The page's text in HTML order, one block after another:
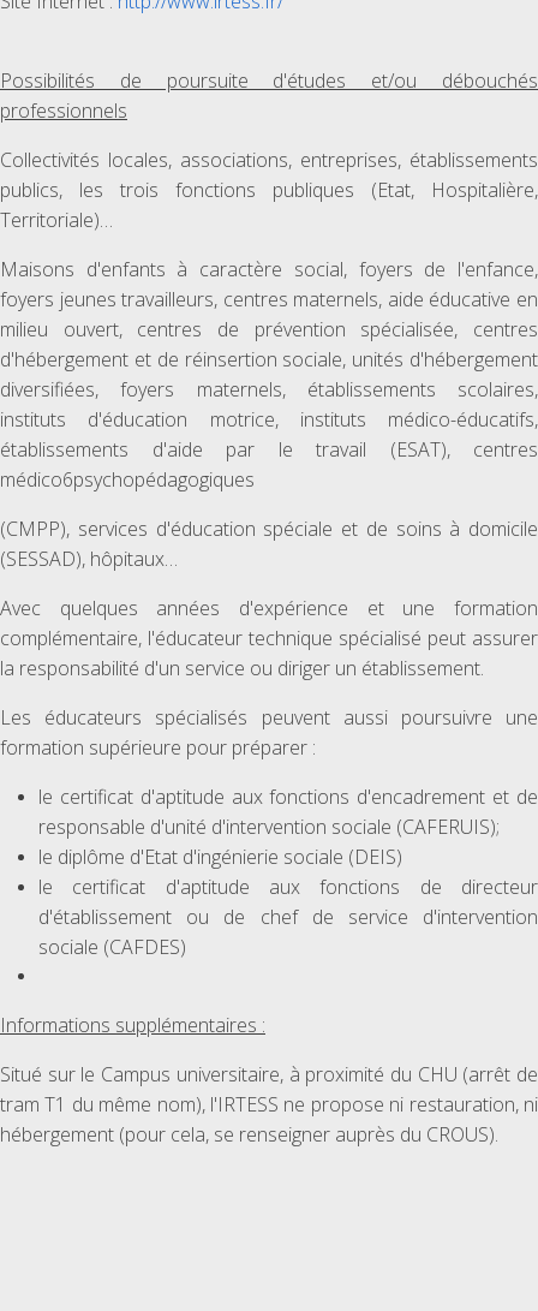
Possibilités de poursuite d'études et/ou débouchés
professionnels
Collectivités locales, associations, entreprises, établissements
publics, les trois fonctions publiques (Etat, Hospitalière,
Territoriale)…
Maisons d'enfants à caractère social, foyers de l'enfance,
foyers jeunes travailleurs, centres maternels, aide éducative en
milieu ouvert, centres de prévention spécialisée, centres
d'hébergement et de réinsertion sociale, unités d'hébergement
diversifiées, foyers maternels, établissements scolaires,
instituts d'éducation motrice, instituts médico-éducatifs,
établissements d'aide par le travail (ESAT), centres
médico6psychopédagogiques
(CMPP), services d'éducation spéciale et de soins à domicile
(SESSAD), hôpitaux…
Avec quelques années d'expérience et une formation
complémentaire, l'éducateur technique spécialisé peut assurer
la responsabilité d'un service ou diriger un établissement.
Les éducateurs spécialisés peuvent aussi poursuivre une
formation supérieure pour préparer :
le certificat d'aptitude aux fonctions d'encadrement et de
responsable d'unité d'intervention sociale (CAFERUIS);
le diplôme d'Etat d'ingénierie sociale (DEIS)
le certificat d'aptitude aux fonctions de directeur
d'établissement ou de chef de service d'intervention
sociale (CAFDES)
Informations supplémentaires :
Situé sur le Campus universitaire, à proximité du CHU (arrêt de
tram T1 du même nom), l'IRTESS ne propose ni restauration, ni
hébergement (pour cela, se renseigner auprès du CROUS).